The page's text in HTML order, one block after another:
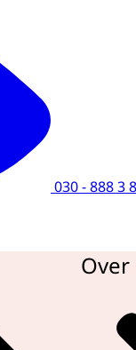
030 - 888 3